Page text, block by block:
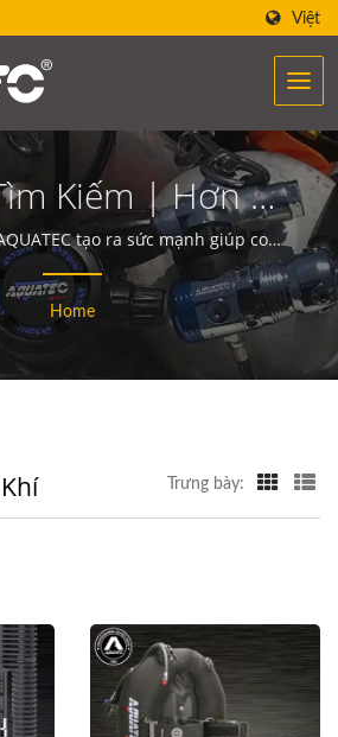
Việt
Kiếm | Hơn 40
Sản Xuất Thiết Bị
Lặn | SCUBA
tạo ra sức mạnh giúp con
và giao tiếp với đại dương.
Home
Trưng bày: